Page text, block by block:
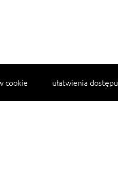
cookie ułatwienia dostępu